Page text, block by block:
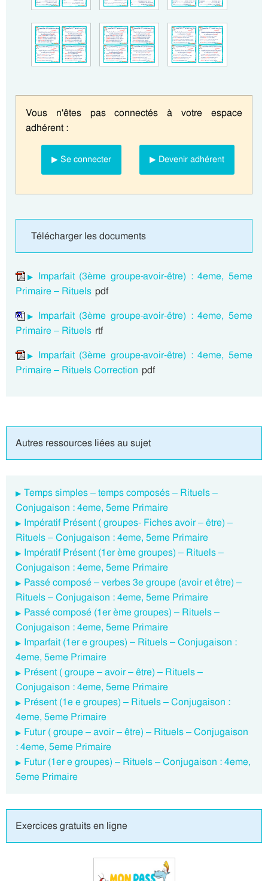
Vous n'êtes pas connectés à votre espace
adhérent :
▶ Se connecter ▶ Devenir adhérent
Télécharger les documents
Imparfait (3ème groupe-avoir-être) : 4eme, 5eme
Primaire – Rituels pdf
Imparfait (3ème groupe-avoir-être) : 4eme, 5eme
Primaire – Rituels rtf
Imparfait (3ème groupe-avoir-être) : 4eme, 5eme
Primaire – Rituels Correction pdf
Autres ressources liées au sujet
Temps simples – temps composés – Rituels –
Conjugaison : 4eme, 5eme Primaire
Impératif Présent ( groupes- Fiches avoir – être) –
Rituels – Conjugaison : 4eme, 5eme Primaire
Impératif Présent (1er ème groupes) – Rituels –
Conjugaison : 4eme, 5eme Primaire
Passé composé – verbes 3e groupe (avoir et être) –
Rituels – Conjugaison : 4eme, 5eme Primaire
Passé composé (1er ème groupes) – Rituels –
Conjugaison : 4eme, 5eme Primaire
Imparfait (1er e groupes) – Rituels – Conjugaison :
4eme, 5eme Primaire
Présent ( groupe – avoir – être) – Rituels –
Conjugaison : 4eme, 5eme Primaire
Présent (1e e groupes) – Rituels – Conjugaison :
4eme, 5eme Primaire
Futur ( groupe – avoir – être) – Rituels – Conjugaison
: 4eme, 5eme Primaire
Futur (1er e groupes) – Rituels – Conjugaison : 4eme,
5eme Primaire
Exercices gratuits en ligne